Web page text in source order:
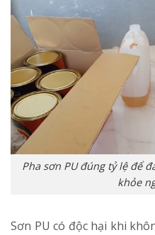
Pha sơn PU đúng tỷ lệ để
khỏe
Sơn PU có độc hại khi